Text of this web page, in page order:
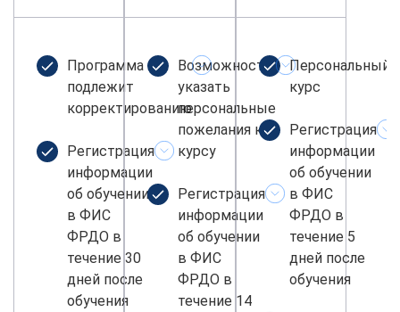
Программа не
подлежит
корректированию
Регистрация
информации
об обучении
в ФИС
ФРДО в
течение 30
дней после
обучения
Возможность
указать
персональные
пожелания к
курсу
Регистрация
информации
об обучении
в ФИС
ФРДО в
течение 14
Персональный
курс
Регистрация
информации
об обучении
в ФИС
ФРДО в
течение 5
дней после
обучения